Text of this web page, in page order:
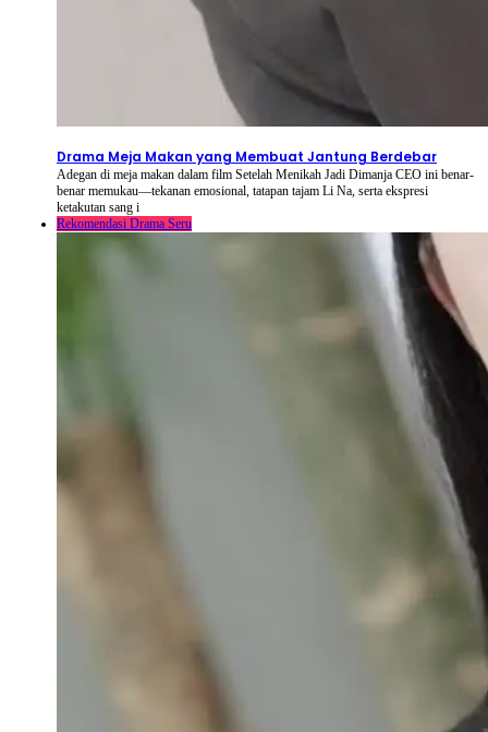
Drama Meja Makan yang Membuat Jantung Berdebar
Adegan di meja makan dalam film Setelah Menikah Jadi Dimanja CEO ini benar-
benar memukau—tekanan emosional, tatapan tajam Li Na, serta ekspresi
ketakutan sang i
Rekomendasi Drama Seru